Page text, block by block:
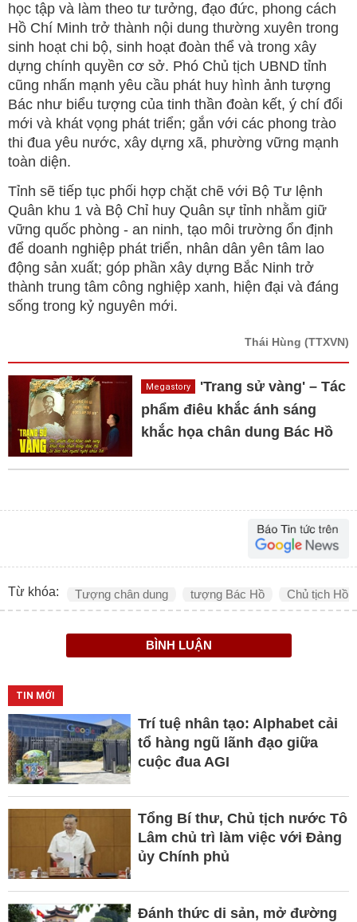
học tập và làm theo tư tưởng, đạo đức, phong cách
Hồ Chí Minh trở thành nội dung thường xuyên trong
sinh hoạt chi bộ, sinh hoạt đoàn thể và trong xây
dựng chính quyền cơ sở. Phó Chủ tịch UBND tỉnh
cũng nhấn mạnh yêu cầu phát huy hình ảnh tượng
Bác như biểu tượng của tinh thần đoàn kết, ý chí đổi
mới và khát vọng phát triển; gắn với các phong trào
thi đua yêu nước, xây dựng xã, phường vững mạnh
toàn diện.
Tỉnh sẽ tiếp tục phối hợp chặt chẽ với Bộ Tư lệnh
Quân khu 1 và Bộ Chỉ huy Quân sự tỉnh nhằm giữ
vững quốc phòng - an ninh, tạo môi trường ổn định
để doanh nghiệp phát triển, nhân dân yên tâm lao
động sản xuất; góp phần xây dựng Bắc Ninh trở
thành trung tâm công nghiệp xanh, hiện đại và đáng
sống trong kỷ nguyên mới.
Thái Hùng (TTXVN)
Megastory
'Trang sử vàng' – Tác
phẩm điêu khắc ánh sáng
khắc họa chân dung Bác Hồ
Từ khóa: Tượng chân dung tượng Bác Hồ Chủ tịch Hồ
BÌNH LUẬN
TIN MỚI
Trí tuệ nhân tạo: Alphabet cải
tổ hàng ngũ lãnh đạo giữa
cuộc đua AGI
Tổng Bí thư, Chủ tịch nước Tô
Lâm chủ trì làm việc với Đảng
ủy Chính phủ
Đánh thức di sản, mở đường